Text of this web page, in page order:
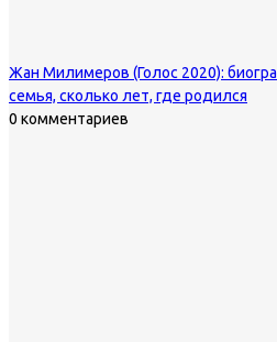
Жан Милимеров (Голос 2020):
семья, сколько лет, где родился
0 комментариев